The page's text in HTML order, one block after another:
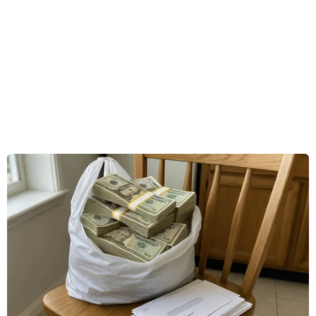
Tối thiểu 80% thông tin, giấy tờ, tài liệu trong
các thủ tục hành chính liên quan sản xuất, kinh
doanh chỉ phải cung cấp một lần cho cơ quan
nhà nước. 100% thủ tục hành chính được thực
hiện không phụ thuộc vào địa giới hành chính
trong phạm vi cấp tỉnh.
Về phát triển kỹ năng số trong thực thi công vụ: